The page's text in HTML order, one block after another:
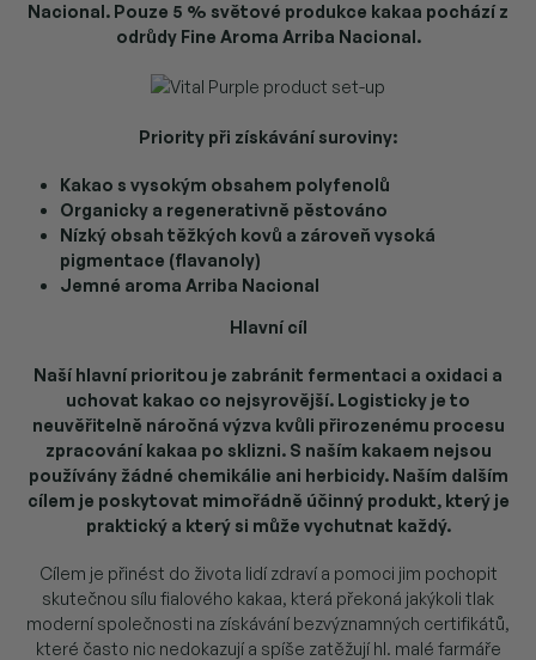
Nacional. Pouze 5 % světové produkce kakaa pochází z
odrůdy Fine Aroma Arriba Nacional.
Priority při získávání suroviny:
Kakao s vysokým obsahem polyfenolů
Organicky a regenerativně pěstováno
Nízký obsah těžkých kovů a zároveň vysoká
pigmentace (flavanoly)
Jemné aroma Arriba Nacional
Hlavní cíl
Naší hlavní prioritou je zabránit fermentaci a oxidaci a
uchovat kakao co nejsyrovější. Logisticky je to
neuvěřitelně náročná výzva kvůli přirozenému procesu
zpracování kakaa po sklizni. S naším kakaem nejsou
používány žádné chemikálie ani herbicidy. Naším dalším
cílem je poskytovat mimořádně účinný produkt, který je
praktický a který si může vychutnat každý.
Cílem je přinést do života lidí zdraví a pomoci jim pochopit
skutečnou sílu fialového kakaa, která překoná jakýkoli tlak
moderní společnosti na získávání bezvýznamných certifikátů,
které často nic nedokazují a spíše zatěžují hl. malé farmáře